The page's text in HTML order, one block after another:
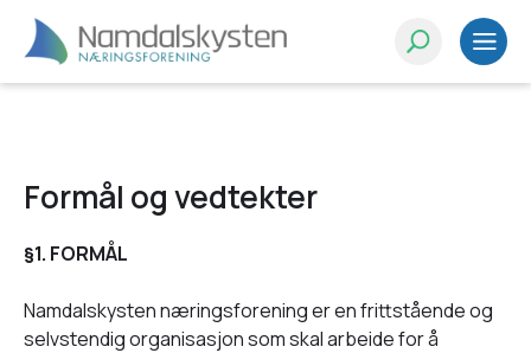
Formål og vedtekter
§1. FORMÅL
Namdalskysten næringsforening er en frittstående og
selvstendig organisasjon som skal arbeide for å